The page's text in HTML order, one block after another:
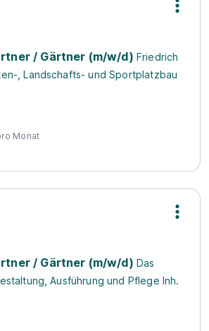
/ Gärtner (m/w/d) Friedrich
, Landschafts- und Sportplatzbau
Monat
/ Gärtner (m/w/d) Das
Ausführung und Pflege Inh.